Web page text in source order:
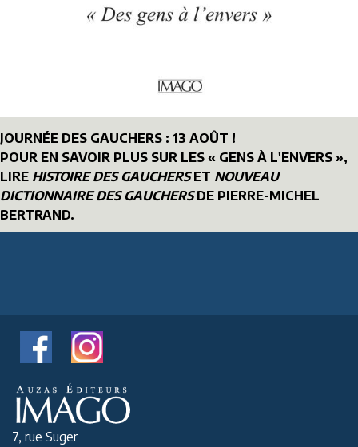
JOURNÉE DES GAUCHERS : 13 AOÛT !
POUR EN SAVOIR PLUS SUR LES « GENS À L'ENVERS »,
LIRE HISTOIRE DES GAUCHERSET NOUVEAU
DICTIONNAIRE DES GAUCHERSDE PIERRE-MICHEL
BERTRAND.
7, rue Suger